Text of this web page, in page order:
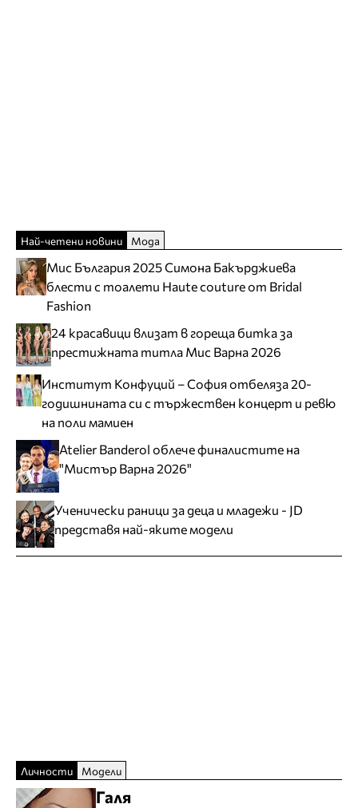
Най-четени новини Мода
Мис България 2025 Симона Бакърджиева
блести с тоалети Haute couture от Bridal
Fashion
24 красавици влизат в гореща битка за
престижната титла Мис Варна 2026
Институт Конфуций – София отбеляза 20-
годишнината си с тържествен концерт и ревю
на поли мамиен
Atelier Banderol облече финалистите на
"Мистър Варна 2026"
Ученически раници за деца и младежи - JD
представя най-яките модели
Личности Модели
Галя